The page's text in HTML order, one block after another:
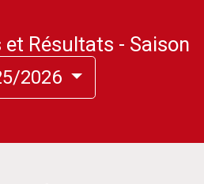
Résultats - Saison
2026